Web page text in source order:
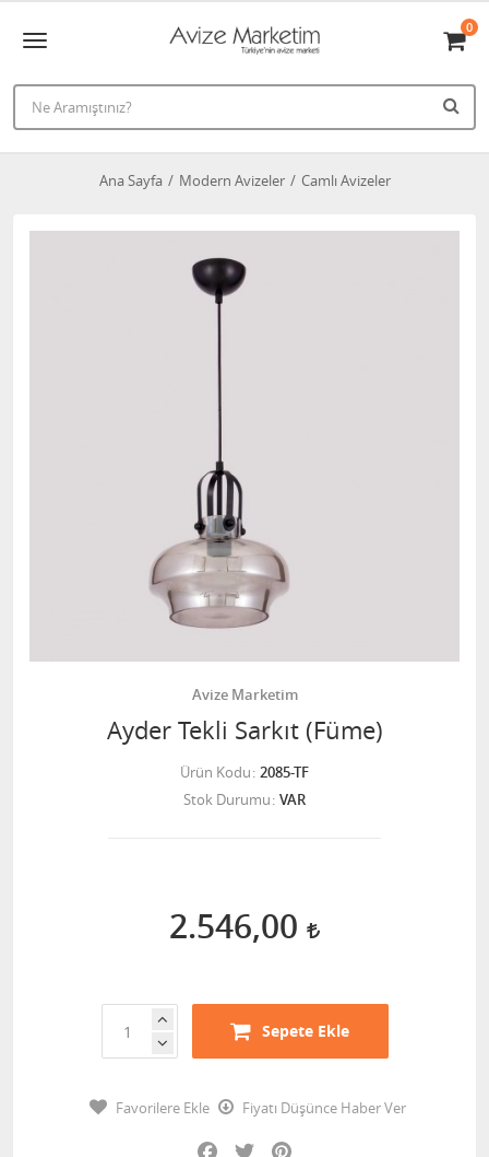
0
Ana Sayfa Modern Avizeler Camlı Avizeler
Avize Marketim
Ayder Tekli Sarkıt (Füme)
Ürün Kodu 2085-TF
Stok Durumu VAR
2.546,00
Sepete Ekle
Favorilere Ekle
Fiyatı Düşünce Haber Ver
Facebook
Twitter